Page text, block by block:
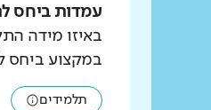
עמדות ביחס
באיזו מידה
במקצוע ביחס
תלמידים